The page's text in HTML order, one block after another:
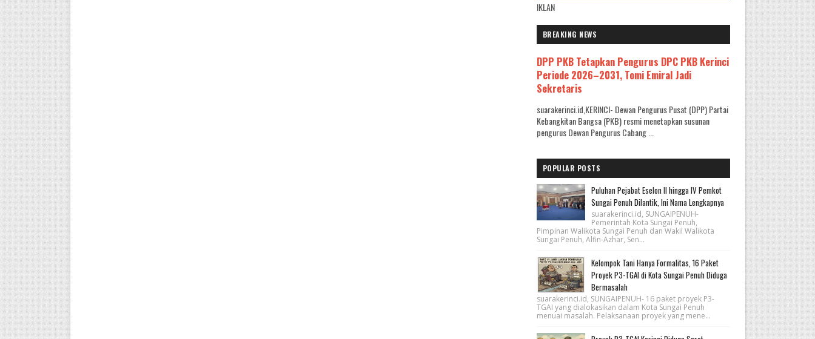
IKLAN
BREAKING NEWS
DPP PKB Tetapkan Pengurus DPC PKB Kerinci
Periode 2026–2031, Tomi Emiral Jadi
Sekretaris
suarakerinci.id,KERINCI- Dewan Pengurus Pusat (DPP) Partai
Kebangkitan Bangsa (PKB) resmi menetapkan susunan
pengurus Dewan Pengurus Cabang ...
POPULAR POSTS
Puluhan Pejabat Eselon II hingga IV Pemkot
Sungai Penuh Dilantik, Ini Nama Lengkapnya
suarakerinci.id, SUNGAIPENUH-
Pemerintah Kota Sungai Penuh,
Pimpinan Walikota Sungai Penuh dan Wakil Walikota
Sungai Penuh, Alfin-Azhar, Sen...
Kelompok Tani Hanya Formalitas, 16 Paket
Proyek P3-TGAI di Kota Sungai Penuh Diduga
Bermasalah
suarakerinci.id, SUNGAIPENUH- 16 paket proyek P3-
TGAI yang dialokasikan dalam Kota Sungai Penuh
menuai masalah. Pelaksanaan proyek yang mene...